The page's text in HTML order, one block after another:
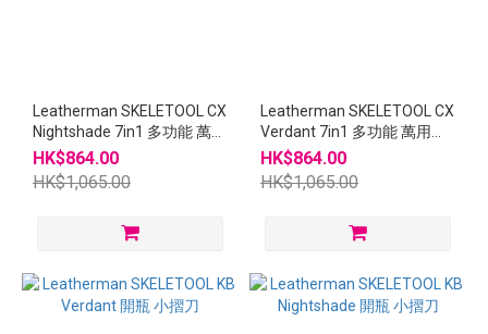
Leatherman SKELETOOL CX
Nightshade 7in1 多功能 萬用
刀 香港行貨
HK$864.00
HK$1,065.00
Leatherman SKELETOOL CX
Verdant 7in1 多功能 萬用刀
香港行貨
HK$864.00
HK$1,065.00